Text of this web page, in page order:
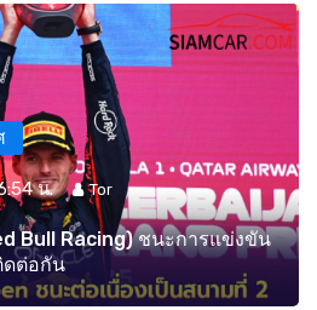
น. Tor
Bull Racing) ชนะการแข่งขัน
ดต่อกัน